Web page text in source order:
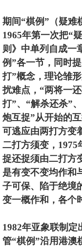
期间“棋例”（疑难
1965年第一次把“
则》中单列自成一
例”各一节，同时
打”概念，理论雏
扰难点，“两将一
打”、“解杀还杀”
炮互捉”从开始的
可逃应由两打方变
二打方须变，1975
捉还捉须由二打方
是有变不变均作和
子可保、陷于绝境
变一概作和，各个
1982年亚象联制
管“棋例”沿用港澳